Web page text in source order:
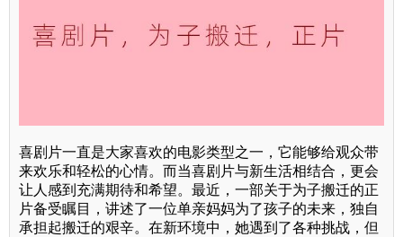
喜剧片一直是大家喜欢的电影类型之一，它能够给观众带
来欢乐和轻松的心情。而当喜剧片与新生活相结合，更会
让人感到充满期待和希望。最近，一部关于为子搬迁的正
片备受瞩目，讲述了一位单亲妈妈为了孩子的未来，独自
承担起搬迁的艰辛。在新环境中，她遇到了各种挑战，但